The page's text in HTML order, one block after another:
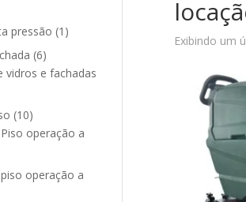
Exibindo um
pressão (1)
(6)
vidros e fachadas
(10)
operação a
operação a